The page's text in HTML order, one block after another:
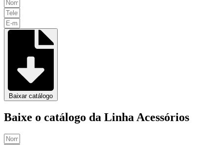
Baixar catálogo
Baixe o catálogo da Linha Acessórios